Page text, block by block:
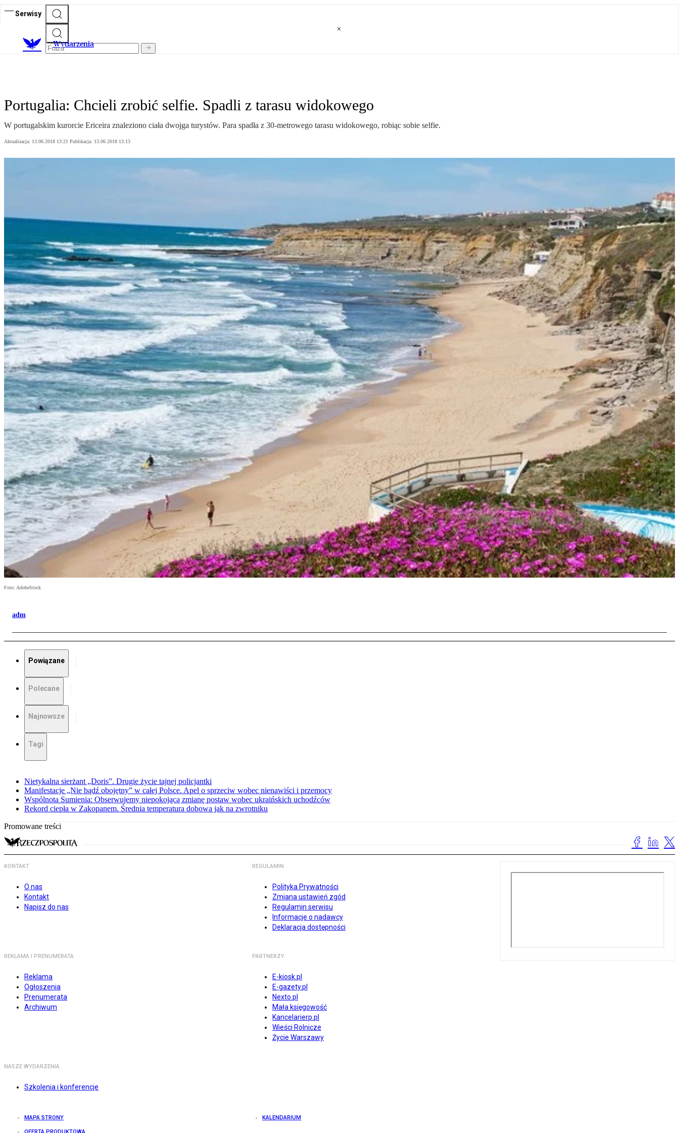
Serwisy
Wydarzenia
Portugalia: Chcieli zrobić selfie. Spadli z tarasu widokowego
W portugalskim kurorcie Ericeira znaleziono ciała dwojga turystów. Para spadła z 30-metrowego tarasu widokowego, robiąc sobie selfie.
Aktualizacja: 13.06.2018 13:21 Publikacja: 13.06.2018 13:13
Foto: AdobeStock
adm
Powiązane
Polecane
Najnowsze
Tagi
Nietykalna sierżant „Doris”. Drugie życie tajnej policjantki
Manifestacje „Nie bądź obojętny” w całej Polsce. Apel o sprzeciw wobec nienawiści i przemocy
Wspólnota Sumienia: Obserwujemy niepokojącą zmianę postaw wobec ukraińskich uchodźców
Rekord ciepła w Zakopanem. Średnia temperatura dobowa jak na zwrotniku
Promowane treści
KONTAKT
O nas
Kontakt
Napisz do nas
REGULAMIN
Polityka Prywatności
Zmiana ustawień zgód
Regulamin serwisu
Informacje o nadawcy
Deklaracja dostępności
REKLAMA I PRENUMERATA
Reklama
Ogłoszenia
Prenumerata
Archiwum
PARTNERZY
E-kiosk.pl
E-gazety.pl
Nexto.pl
Mała księgowość
Kancelarierp.pl
Wieści Rolnicze
Życie Warszawy
NASZE WYDARZENIA
Szkolenia i konferencje
MAPA STRONY KALENDARIUM